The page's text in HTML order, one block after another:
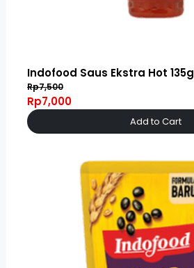
Indofood Saus Ekstra Hot 135g
Rp7,500
Rp7,000
Add to Cart